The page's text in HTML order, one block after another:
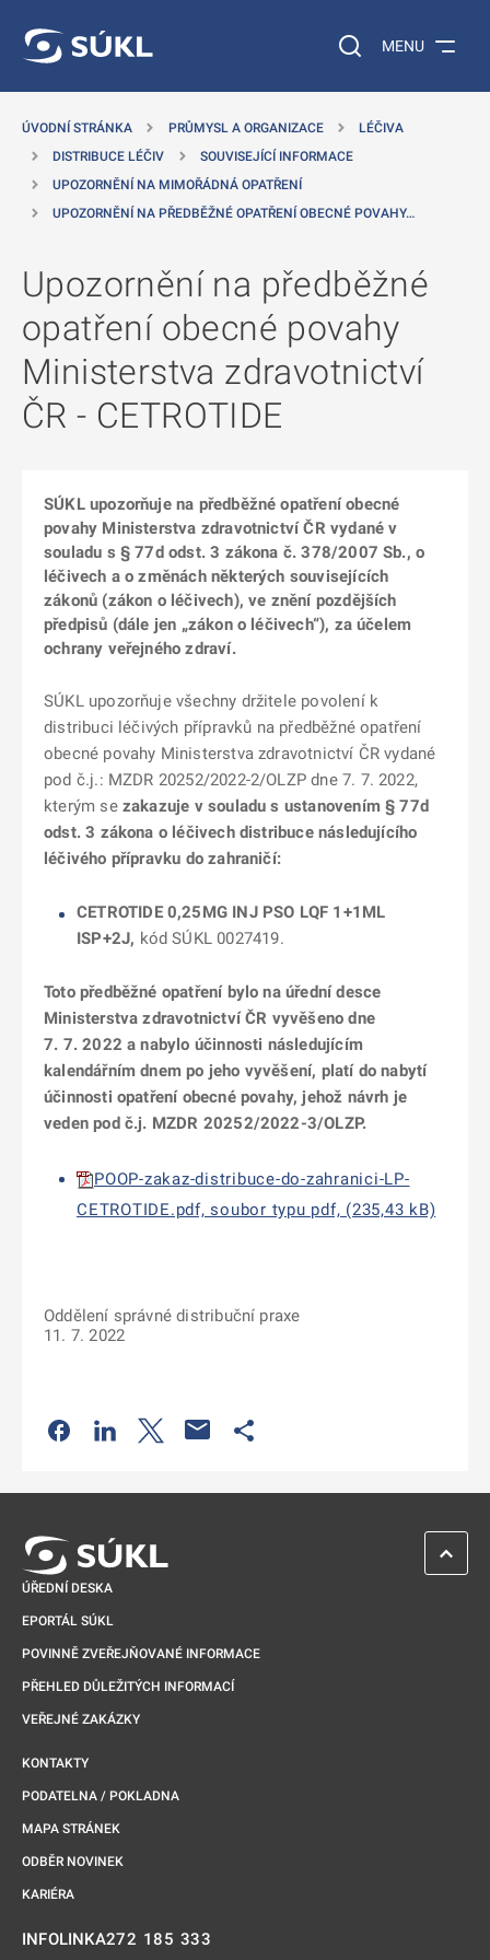
Vyhledávání na
MENU
ÚVODNÍ STRÁNKA PRŮMYSL A ORGANIZACE
LÉČIVA
DISTRIBUCE LÉČIV
SOUVISEJÍCÍ INFORMACE
UPOZORNĚNÍ NA MIMOŘÁDNÁ OPATŘENÍ
UPOZORNĚNÍ NA PŘEDBĚŽNÉ OPATŘENÍ OBECNÉ POVAHY…
Upozornění na předběžné
opatření obecné povahy
Ministerstva zdravotnictví
ČR - CETROTIDE
SÚKL upozorňuje na předběžné opatření obecné
povahy Ministerstva zdravotnictví ČR vydané v
souladu s § 77d odst. 3 zákona č. 378/2007 Sb., o
léčivech a o změnách některých souvisejících
zákonů (zákon o léčivech), ve znění pozdějších
předpisů (dále jen „zákon o léčivech“), za účelem
ochrany veřejného zdraví.
SÚKL upozorňuje všechny držitele povolení k
distribuci léčivých přípravků na předběžné opatření
obecné povahy Ministerstva zdravotnictví ČR vydané
pod č.j.: MZDR 20252/2022-2/OLZP dne 7. 7. 2022,
kterým se zakazuje v souladu s ustanovením § 77d
odst. 3 zákona o léčivech distribuce následujícího
léčivého přípravku do zahraničí:
CETROTIDE 0,25MG INJ PSO LQF 1+1ML
ISP+2J, kód SÚKL 0027419.
Toto předběžné opatření bylo na úřední desce
Ministerstva zdravotnictví ČR vyvěšeno dne
7. 7. 2022 a nabylo účinnosti následujícím
kalendářním dnem po jeho vyvěšení, platí do nabytí
účinnosti opatření obecné povahy, jehož návrh je
veden pod č.j. MZDR 20252/2022-3/OLZP.
POOP-zakaz-distribuce-do-zahranici-LP-
CETROTIDE.pdf, soubor typu pdf, (235,43 kB)
Oddělení správné distribuční praxe
11. 7. 2022
Odkaz se otevře na nové kartě
Odkaz se otevře na nové kartě
Odkaz se otevře na nové kartě
ÚŘEDNÍ DESKA
EPORTÁL SÚKL
POVINNĚ ZVEŘEJŇOVANÉ INFORMACE
PŘEHLED DŮLEŽITÝCH INFORMACÍ
VEŘEJNÉ ZAKÁZKY
KONTAKTY
PODATELNA / POKLADNA
MAPA STRÁNEK
ODBĚR NOVINEK
KARIÉRA
INFOLINKA272 185 333
ZPĚT